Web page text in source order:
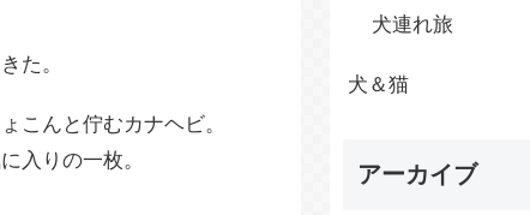
た。
こんと佇むカナヘビ。
入りの一枚。
犬連れ旅
犬＆猫
アーカイブ